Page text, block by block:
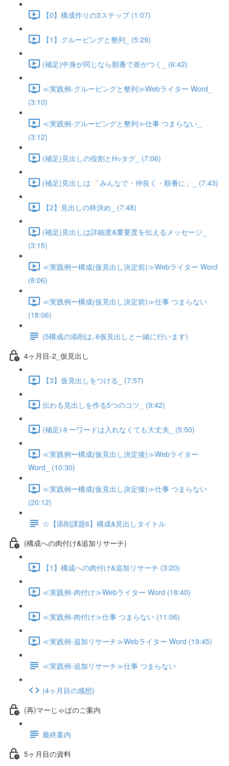
【0】構成作りの3ステップ (1:07)
【1】グルーピングと整列_ (5:29)
(補足)中身が同じなら順番で差がつく_ (6:42)
≪実践例-グルーピングと整列≫Webライター Word_
(3:10)
≪実践例-グルーピングと整列≫仕事 つまらない_
(3:12)
(補足)見出しの役割とH○タグ_ (7:06)
(補足)見出しは 「みんなで・仲良く・順番に」_ (7:43)
【2】見出しの枠決め_ (7:48)
(補足)見出しは詳細度&重要度を伝えるメッセージ_
(3:15)
≪実践例ー構成(仮見出し決定前)≫Webライター Word
(8:06)
≪実践例ー構成(仮見出し決定前)≫仕事 つまらない
(18:06)
(5構成の添削は､6仮見出しと一緒に行います)
4ヶ月目-2_仮見出し
【3】仮見出しをつける_ (7:57)
伝わる見出しを作る5つのコツ_ (9:42)
(補足)キーワードは入れなくても大丈夫_ (5:50)
≪実践例ー構成(仮見出し決定後)≫Webライター
Word_ (10:30)
≪実践例ー構成(仮見出し決定後)≫仕事 つまらない
(20:12)
☆【添削課題6】構成&見出しタイトル
(構成への肉付け&追加リサーチ)
【1】構成への肉付け&追加リサーチ (3:20)
≪実践例-肉付け≫Webライター Word (18:40)
≪実践例-肉付け≫仕事 つまらない (11:06)
≪実践例-追加リサーチ≫Webライター Word (19:45)
≪実践例-追加リサーチ≫仕事 つまらない
(4ヶ月目の感想)
(再)マーじゃぱのご案内
最終案内
5ヶ月目の資料